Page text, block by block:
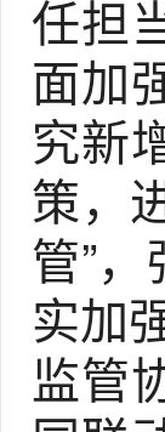
任担
面加
究新
策，
管”
实加
监管